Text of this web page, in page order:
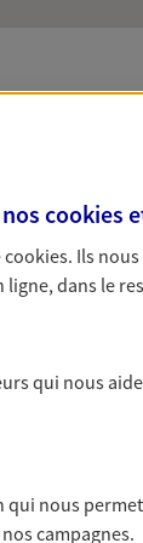
à
et de vos
santé, le
cookies
cookies. Ils
dans le
qui nous
nous
campagnes.